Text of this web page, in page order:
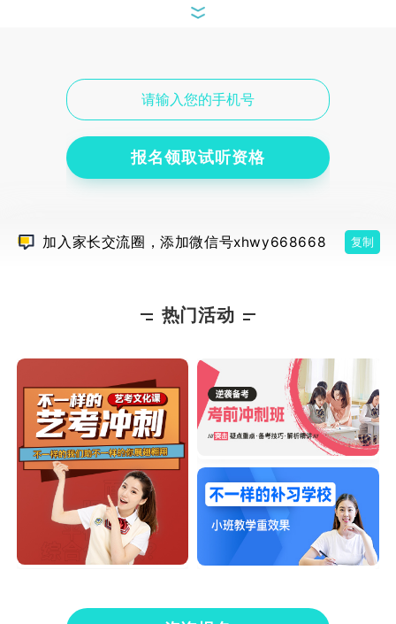
顿和秦学伊顿在西安口碑很好，可以着重考虑
秦学伊顿教育是一家在全国颇具影响力的
综合性教育机构，自创立起以“让每个孩子更
优秀”为使命，为学生提供个性化教育服务。
了互动式教学系统、“精雕细课”高效互动课程
以及勤学云智慧课堂等，全方位助力教学活
动。秦学伊顿教育在全国多地设有120多家学
伊顿教育培训机构怎么样？陕西
京，至今已覆盖全国100多家城市，有300多
家学习中心，教师数量达4000余名。自2004
因材施教的教育理念，随着科技发展，逐渐延
伸为“个性化
高三百日冲刺：语文作文如何高
效提分？
习即将进入全面冲刺阶段。在最后的三个月，
所有考生与老师都卯足劲全力备考，但仍有大
部分学生为语文作文感到头疼，抓不住主题、
没思路、论证苍白、语言平淡……这都是高三
生写作文时的常见问题，造成这些问题的原因
是多方面的，比如基础不牢、逻辑思维缺失、
积累不足等。对于这些
高三如何快速进入备考状态？江
苏哪家补习机构靠谱？
一轮基础复习已经结束，是否所有考生都
已进入紧张的备考状态？你是在紧锣密鼓的规
划复习，还是仍游离于状态之外？不足百日，
你是否感受到了身边的紧张气氛？是否确定了
目标院校？是否为此付出了应有的努力？如果
你没有感觉到竞争的压力，没有感觉到备考的
紧张，不觉得每天时间不够用，那么你可能还
高三成绩什么时候定型？现在补
子看着不理想的成绩非常着急，担心成绩已经
报名领取试听资格
加入家长交流圈，添加微信号xhwy668668 复制
热门活动